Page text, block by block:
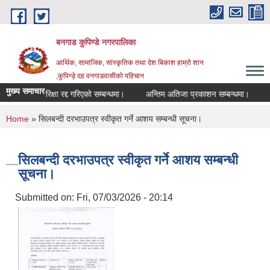
Skip to main content
बनगाड कुपिण्डे नगरपालिका
आर्थिक, सामाजिक, सांस्कृतिक तथा देश बिकाश हाम्रो शान
,कुपिन्ड़े दह वनगाडवासीको पहिचान
मुख्य समाचारपरिक्षा रद्द गरिएको सम्बन्धमा। अन्तिम अतिजा प्रकाशन सम्बन्धमा।
You are here
Home » सिलबन्दी दरभाउपत्र स्वीकृत गर्ने आशय सम्बन्धी सूचना।
सिलबन्दी दरभाउपत्र स्वीकृत गर्ने आशय सम्बन्धी
सूचना।
Submitted on: Fri, 07/03/2026 - 20:14